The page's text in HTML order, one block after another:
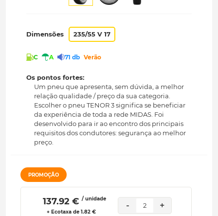
Dimensões 235/55 V 17
C A 71 db Verão
Os pontos fortes:
Um pneu que apresenta, sem dúvida, a melhor
relação qualidade / preço da sua categoria.
Escolher o pneu TENOR 3 significa se beneficiar
da experiência de toda a rede MIDAS. Foi
desenvolvido para ir ao encontro dos principais
requisitos dos condutores: segurança ao melhor
preço.
PROMOÇÃO
137.92 € / unidade
+ Ecotaxa de 1.82 €
- 2 +